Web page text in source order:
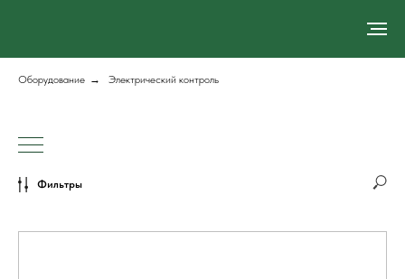
Оборудование → Электрический контроль
Фильтры